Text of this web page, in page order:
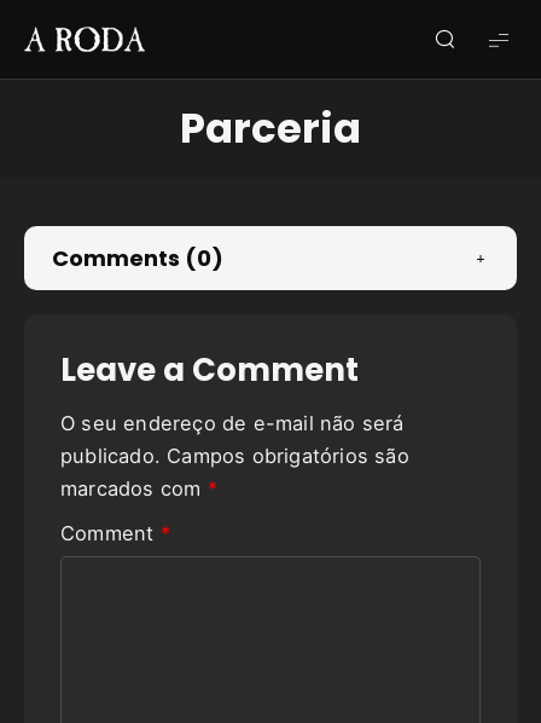
A
RODA
Parceria
Comments (0)
Leave a Comment
O seu endereço de e-mail não será
publicado. Campos obrigatórios são
marcados com *
Comment *